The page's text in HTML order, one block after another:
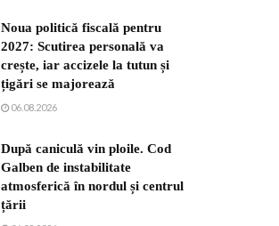
Noua politică fiscală pentru
2027: Scutirea personală va
crește, iar accizele la tutun și
țigări se majorează
06.08.2026
După caniculă vin ploile. Cod
Galben de instabilitate
atmosferică în nordul și centrul
țării